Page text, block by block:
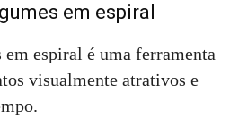
em espiral
espiral é uma ferramenta
visualmente atrativos e